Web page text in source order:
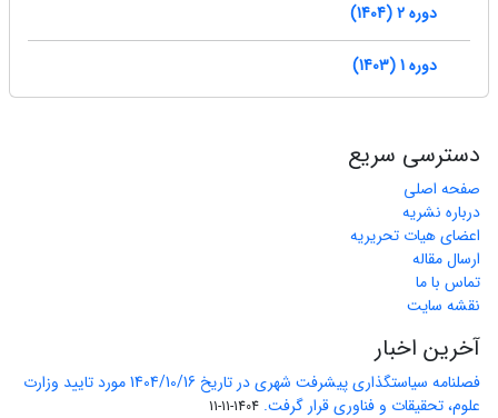
دوره 2 (1404)
دوره 1 (1403)
دسترسی سریع
صفحه اصلی
درباره نشریه
اعضای هیات تحریریه
ارسال مقاله
تماس با ما
نقشه سایت
آخرین اخبار
فصلنامه سیاستگذاری پیشرفت شهری در تاریخ 1404/10/16 مورد تایید وزارت
علوم، تحقیقات و فناوری قرار گرفت. 1404-11-11